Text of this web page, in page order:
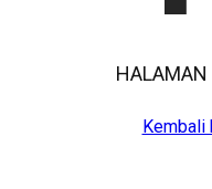
HALAMAN
Kembali